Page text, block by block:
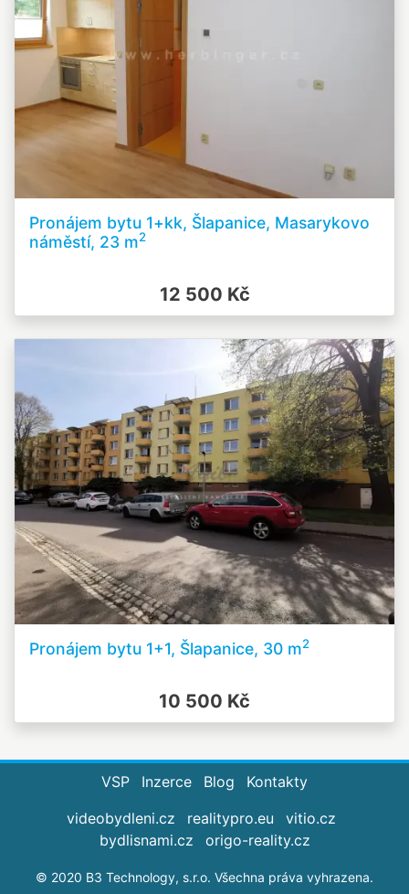
Pronájem bytu 1+kk, Šlapanice, Masarykovo
náměstí, 23 m2
12 500 Kč
Pronájem bytu 1+1, Šlapanice, 30 m2
10 500 Kč
VSP Inzerce Blog
Kontakty
videobydleni.cz
realitypro.eu
vitio.cz
bydlisnami.cz
origo-reality.cz
© 2020 B3 Technology, s.r.o. Všechna práva vyhrazena.